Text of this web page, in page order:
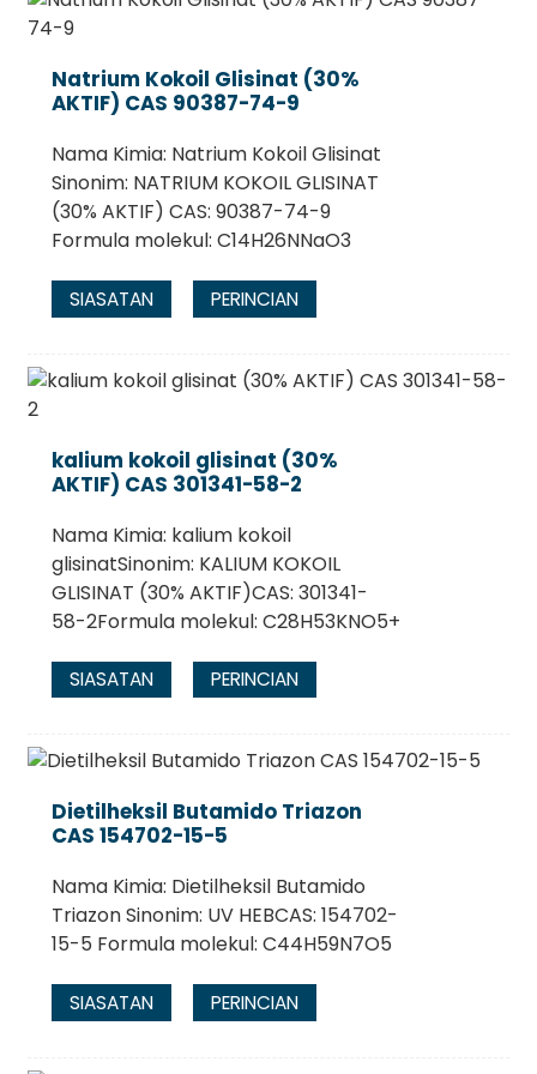
Natrium Kokoil Glisinat (30%
AKTIF) CAS 90387-74-9
Nama Kimia: Natrium Kokoil Glisinat
Sinonim: NATRIUM KOKOIL GLISINAT
(30% AKTIF) CAS: 90387-74-9
Formula molekul: C14H26NNaO3
SIASATAN PERINCIAN
kalium kokoil glisinat (30%
AKTIF) CAS 301341-58-2
Nama Kimia: kalium kokoil
glisinatSinonim: KALIUM KOKOIL
GLISINAT (30% AKTIF)CAS: 301341-
58-2Formula molekul: C28H53KNO5+
SIASATAN PERINCIAN
Dietilheksil Butamido Triazon
CAS 154702-15-5
Nama Kimia: Dietilheksil Butamido
Triazon Sinonim: UV HEBCAS: 154702-
15-5 Formula molekul: C44H59N7O5
SIASATAN PERINCIAN